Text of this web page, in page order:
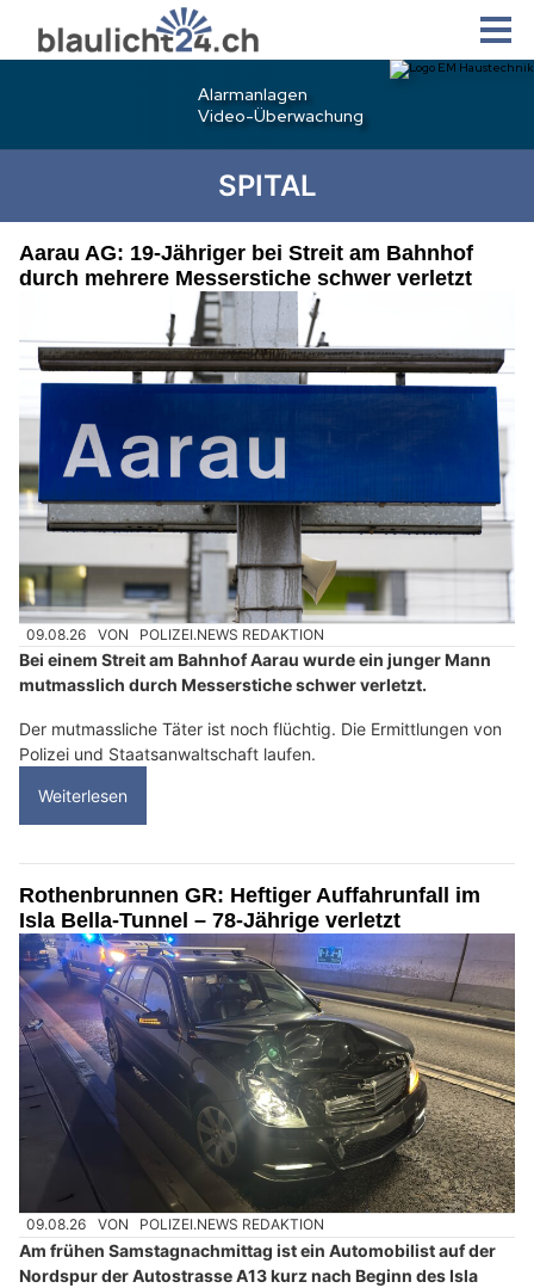
SPITAL
Aarau AG: 19-Jähriger bei Streit am Bahnhof
durch mehrere Messerstiche schwer verletzt
09.08.26 VON POLIZEI.NEWS REDAKTION
Bei einem Streit am Bahnhof Aarau wurde ein junger Mann
mutmasslich durch Messerstiche schwer verletzt.
Der mutmassliche Täter ist noch flüchtig. Die Ermittlungen von
Polizei und Staatsanwaltschaft laufen.
Weiterlesen
Rothenbrunnen GR: Heftiger Auffahrunfall im
Isla Bella-Tunnel – 78-Jährige verletzt
09.08.26 VON POLIZEI.NEWS REDAKTION
Am frühen Samstagnachmittag ist ein Automobilist auf der
Nordspur der Autostrasse A13 kurz nach Beginn des Isla